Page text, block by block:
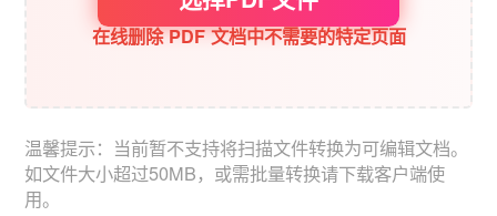
在线删除 PDF 文档中不需要的特定页面
温馨提示：当前暂不支持将扫描文件转换为可编辑文档。
如文件大小超过50MB，或需批量转换请下载客户端使
用。